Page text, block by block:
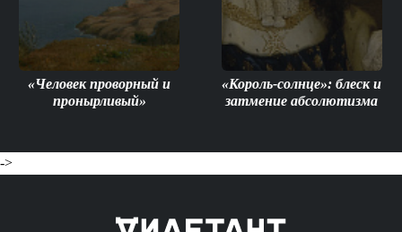
«Человек проворный и
пронырливый»
«Король-солнце»: блеск и
затмение абсолютизма
->